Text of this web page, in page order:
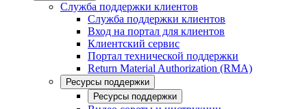
Служба поддержки клиентов
Служба поддержки клиентов
Вход на портал для клиентов
Клиентский сервис
Портал технической поддержки
Return Material Authorization (RMA)
Ресурсы поддержки
Ресурсы поддержки